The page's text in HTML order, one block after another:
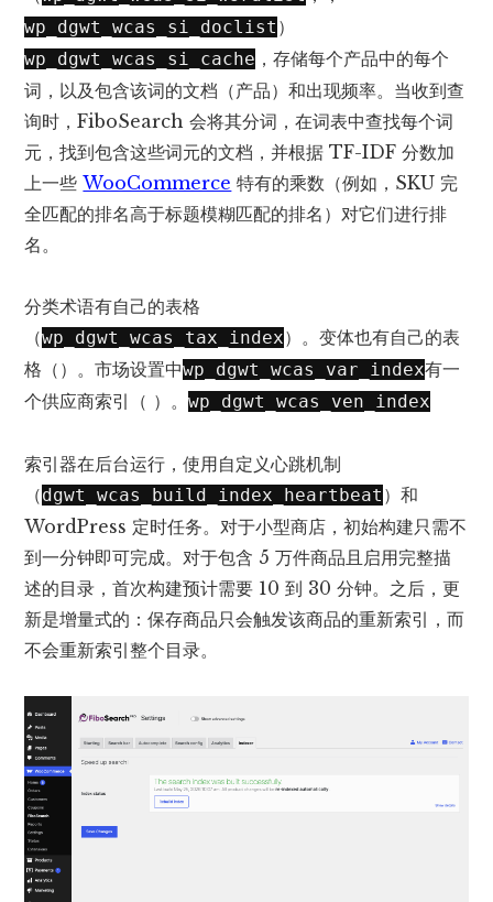
wp_dgwt_wcas_si_doclist ）
wp_dgwt_wcas_si_cache ，存储每个产品中的每个
词，以及包含该词的文档（产品）和出现频率。当收到查
询时，FiboSearch 会将其分词，在词表中查找每个词
元，找到包含这些词元的文档，并根据 TF-IDF 分数加
上一些WooCommerce 特有的乘数（例如，SKU 完
全匹配的排名高于标题模糊匹配的排名）对它们进行排
名。
分类术语有自己的表格
（wp_dgwt_wcas_tax_index）。变体也有自己的表
格（）。市场设置中wp_dgwt_wcas_var_index有一
个供应商索引（ ）。wp_dgwt_wcas_ven_index
索引器在后台运行，使用自定义心跳机制
（dgwt_wcas_build_index_heartbeat ）和
WordPress 定时任务。对于小型商店，初始构建只需不
到一分钟即可完成。对于包含 5 万件商品且启用完整描
述的目录，首次构建预计需要 10 到 30 分钟。之后，更
新是增量式的：保存商品只会触发该商品的重新索引，而
不会重新索引整个目录。